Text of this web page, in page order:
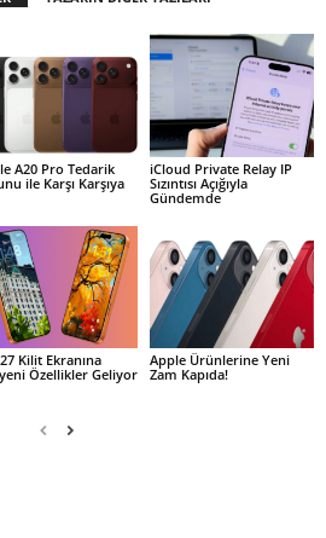
A20 Pro Tedarik
ile Karşı Karşıya
iCloud Private Relay IP
Sızıntısı Açığıyla
Gündemde
Kilit Ekranına
Özellikler Geliyor
Apple Ürünlerine Yeni
Zam Kapıda!